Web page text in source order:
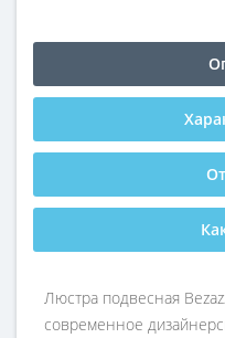
Люстра подвесная
современное